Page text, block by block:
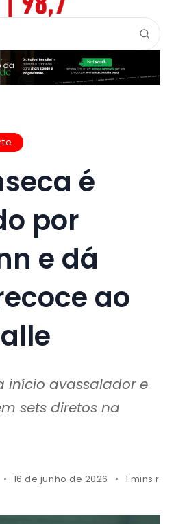
é
por
e dá
ao
início avassalador e
sets diretos na
16 de junho de 2026 1 mins